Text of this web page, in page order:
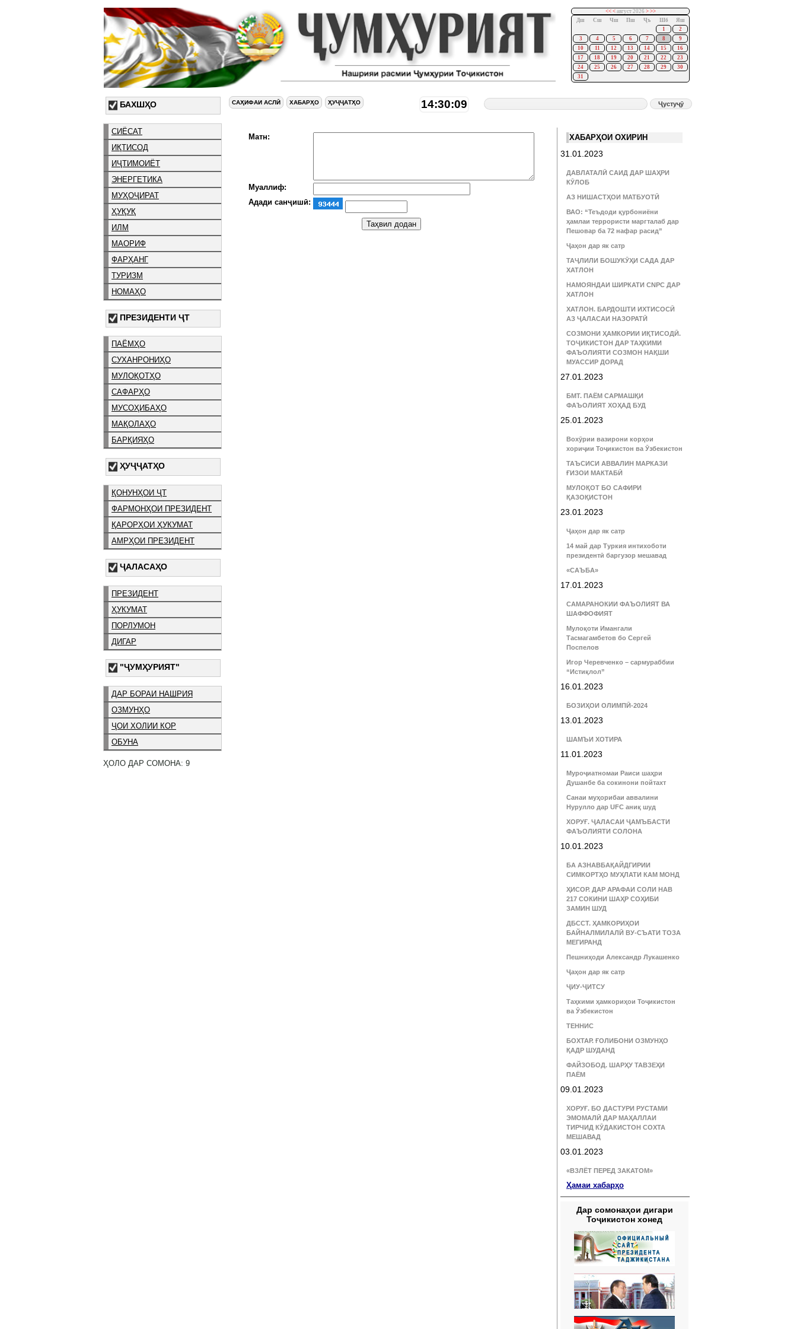
<< <август 2026 > >>
Дш
Сш Чш Пш Ҷъ Шб
Яш
1
2
3
4 5 6 7 8
9
10
11 12 13 14 15
16
17
18 19 20 21 22
23
24
25 26 27 28 29
30
31
БАХШҲО
СИЁСАТ
ИҚТИСОД
ИҶТИМОИЁТ
ЭНЕРГЕТИКА
МУҲОҶИРАТ
ҲУҚУҚ
ИЛМ
МАОРИФ
ФАРҲАНГ
ТУРИЗМ
НОМАҲО
ПРЕЗИДЕНТИ ҶТ
ПАЁМҲО
СУХАНРОНИҲО
МУЛОҚОТҲО
САФАРҲО
МУСОҲИБАҲО
МАҚОЛАҲО
БАРҚИЯҲО
ҲУҶҶАТҲО
ҚОНУНҲОИ ҶТ
ФАРМОНҲОИ ПРЕЗИДЕНТ
ҚАРОРҲОИ ҲУКУМАТ
АМРҲОИ ПРЕЗИДЕНТ
ҶАЛАСАҲО
ПРЕЗИДЕНТ
ҲУКУМАТ
ПОРЛУМОН
ДИГАР
"ҶУМҲУРИЯТ"
ДАР БОРАИ НАШРИЯ
ОЗМУНҲО
ҶОИ ХОЛИИ КОР
ОБУНА
ҲОЛО ДАР СОМОНА: 9
САҲИФАИ АСЛӢ ХАБАРҲО ҲУҶҶАТҲО 14:30:10
Матн:
Муаллиф:
Адади санҷишӣ:
ХАБАРҲОИ ОХИРИН
31.01.2023
ДАВЛАТАЛӢ САИД ДАР ШАҲРИ
КӮЛОБ
АЗ НИШАСТҲОИ МАТБУОТӢ
ВАО: “Теъдоди қурбониёни
ҳамлаи террористи маргталаб дар
Пешовар ба 72 нафар расид”
Ҷаҳон дар як сатр
ТАҶЛИЛИ БОШУКӮҲИ САДА ДАР
ХАТЛОН
НАМОЯНДАИ ШИРКАТИ CNPC ДАР
ХАТЛОН
ХАТЛОН. БАРДОШТИ ИХТИСОСӢ
АЗ ҶАЛАСАИ НАЗОРАТӢ
СОЗМОНИ ҲАМКОРИИ ИҚТИСОДӢ.
ТОҶИКИСТОН ДАР ТАҲКИМИ
ФАЪОЛИЯТИ СОЗМОН НАҚШИ
МУАССИР ДОРАД
27.01.2023
БМТ. ПАЁМ САРМАШҚИ
ФАЪОЛИЯТ ХОҲАД БУД
25.01.2023
Вохӯрии вазирони корҳои
хориҷии Тоҷикистон ва Ӯзбекистон
ТАЪСИСИ АВВАЛИН МАРКАЗИ
ҒИЗОИ МАКТАБӢ
МУЛОҚОТ БО САФИРИ
ҚАЗОҚИСТОН
23.01.2023
Ҷаҳон дар як сатр
14 май дар Туркия интихоботи
президентӣ баргузор мешавад
«САЪБА»
17.01.2023
САМАРАНОКИИ ФАЪОЛИЯТ ВА
ШАФФОФИЯТ
Мулоқоти Имангали
Тасмагамбетов бо Сергей
Поспелов
Игор Черевченко – сармураббии
“Истиқлол”
16.01.2023
БОЗИҲОИ ОЛИМПӢ-2024
13.01.2023
ШАМЪИ ХОТИРА
11.01.2023
Муроҷиатномаи Раиси шаҳри
Душанбе ба сокинони пойтахт
Санаи муҳорибаи аввалини
Нурулло дар UFC аниқ шуд
ХОРУҒ. ҶАЛАСАИ ҶАМЪБАСТИ
ФАЪОЛИЯТИ СОЛОНА
10.01.2023
БА АЗНАВБАҚАЙДГИРИИ
СИМКОРТҲО МУҲЛАТИ КАМ МОНД
ҲИСОР. ДАР АРАФАИ СОЛИ НАВ
217 СОКИНИ ШАҲР СОҲИБИ
ЗАМИН ШУД
ДБССТ. ҲАМКОРИҲОИ
БАЙНАЛМИЛАЛӢ ВУ-СЪАТИ ТОЗА
МЕГИРАНД
Пешниҳоди Александр Лукашенко
Ҷаҳон дар як сатр
ҶИУ-ҶИТСУ
Таҳкими ҳамкориҳои Тоҷикистон
ва Ӯзбекистон
ТЕННИС
БОХТАР. ҒОЛИБОНИ ОЗМУНҲО
ҚАДР ШУДАНД
ФАЙЗОБОД. ШАРҲУ ТАВЗЕҲИ
ПАЁМ
09.01.2023
ХОРУҒ. БО ДАСТУРИ РУСТАМИ
ЭМОМАЛӢ ДАР МАҲАЛЛАИ
ТИРЧИД КӮДАКИСТОН СОХТА
МЕШАВАД
03.01.2023
«ВЗЛЁТ ПЕРЕД ЗАКАТОМ»
Ҳамаи хабарҳо
Дар сомонаҳои дигари
Тоҷикистон хонед